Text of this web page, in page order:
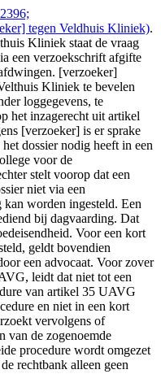
tegen Veldhuis Kliniek).
Kliniek staat de vraag
een verzoekschrift afgifte
[verzoeker]
Kliniek te bevelen
loggegevens, te
het inzagerecht uit artikel
[verzoeker] is er sprake
dossier nodig heeft in een
voor de
stelt voorop dat een
niet via een
worden ingesteld. Een
bij dagvaarding. Dat
Voor een kort
geldt bovendien
een advocaat. Voor zover
leidt dat niet tot een
van artikel 35 UAVG
en niet in een kort
vervolgens of
van de zogenoemde
procedure wordt omgezet
rechtbank alleen geen